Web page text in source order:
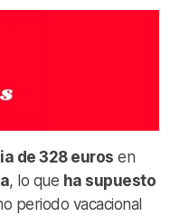
de 328 euros en
, lo que ha supuesto
periodo vacacional